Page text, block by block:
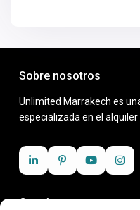
Sobre nosotros
Unlimited Marrakech es
especializada en el alquiler
Contáctanos